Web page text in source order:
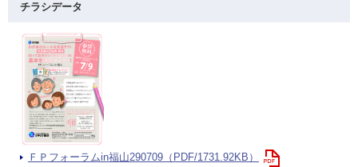
チラシデータ
ＦＰフォーラムin福山290709（PDF/1731.92KB）